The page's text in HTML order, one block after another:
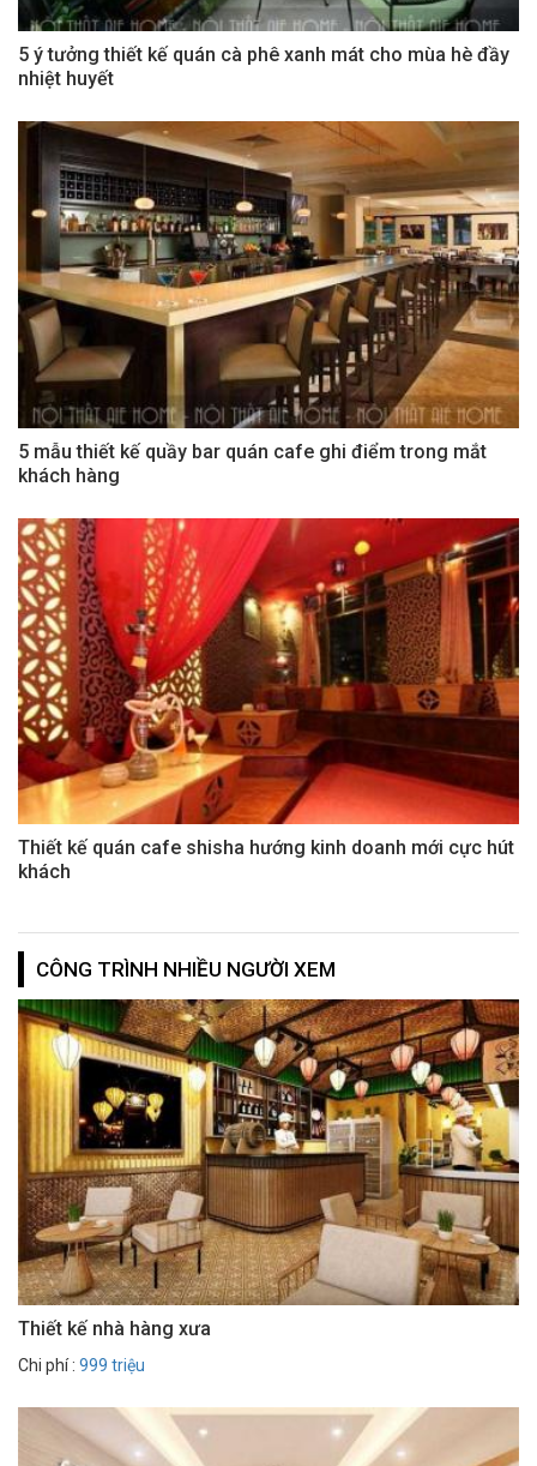
5 ý tưởng thiết kế quán cà phê xanh mát cho mùa hè đầy
nhiệt huyết
5 mẫu thiết kế quầy bar quán cafe ghi điểm trong mắt
khách hàng
Thiết kế quán cafe shisha hướng kinh doanh mới cực hút
khách
CÔNG TRÌNH NHIỀU NGƯỜI XEM
Thiết kế nhà hàng xưa
Chi phí : 999 triệu